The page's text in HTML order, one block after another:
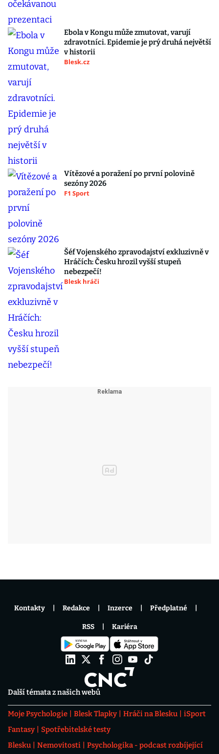
Ebola v Kongu může zmutovat, varují
zdravotníci. Epidemie je prý druhá největší
v historii
Blesk.cz
Vítězové a poražení po první polovině
sezóny 2026
F1 Sport
Šéf Vojenského zpravodajství exkluzivně v
Hráčích: Česku hrozil vyšší stupeň
nebezpečí!
Blesk hráči
Další témata z našich webů
Moje Psychologie Blesk Tlapky Hráči na Blesku
iSport
Fantasy
Spotřebitelské testy
Blesku
Nemovitosti
Psychologika - podcast rozbíjející
Kontakty Redakce Inzerce Předplatné
RSS Kariéra